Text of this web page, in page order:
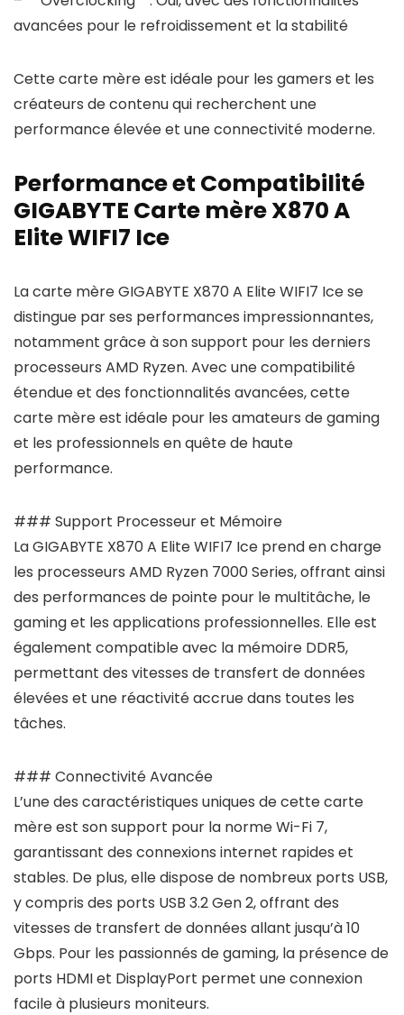
avancées pour le refroidissement et la stabilité
Cette carte mère est idéale pour les gamers et les
créateurs de contenu qui recherchent une
performance élevée et une connectivité moderne.
Performance et Compatibilité
GIGABYTE Carte mère X870 A
Elite WIFI7 Ice
La carte mère GIGABYTE X870 A Elite WIFI7 Ice se
distingue par ses performances impressionnantes,
notamment grâce à son support pour les derniers
processeurs AMD Ryzen. Avec une compatibilité
étendue et des fonctionnalités avancées, cette
carte mère est idéale pour les amateurs de gaming
et les professionnels en quête de haute
performance.
### Support Processeur et Mémoire
La GIGABYTE X870 A Elite WIFI7 Ice prend en charge
les processeurs AMD Ryzen 7000 Series, offrant ainsi
des performances de pointe pour le multitâche, le
gaming et les applications professionnelles. Elle est
également compatible avec la mémoire DDR5,
permettant des vitesses de transfert de données
élevées et une réactivité accrue dans toutes les
tâches.
### Connectivité Avancée
L’une des caractéristiques uniques de cette carte
mère est son support pour la norme Wi-Fi 7,
garantissant des connexions internet rapides et
stables. De plus, elle dispose de nombreux ports USB,
y compris des ports USB 3.2 Gen 2, offrant des
vitesses de transfert de données allant jusqu’à 10
Gbps. Pour les passionnés de gaming, la présence de
ports HDMI et DisplayPort permet une connexion
facile à plusieurs moniteurs.